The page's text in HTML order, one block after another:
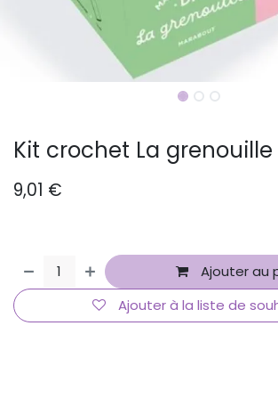
Kit crochet La grenouille
9,01 €
Ajouter au
Ajouter à la liste de